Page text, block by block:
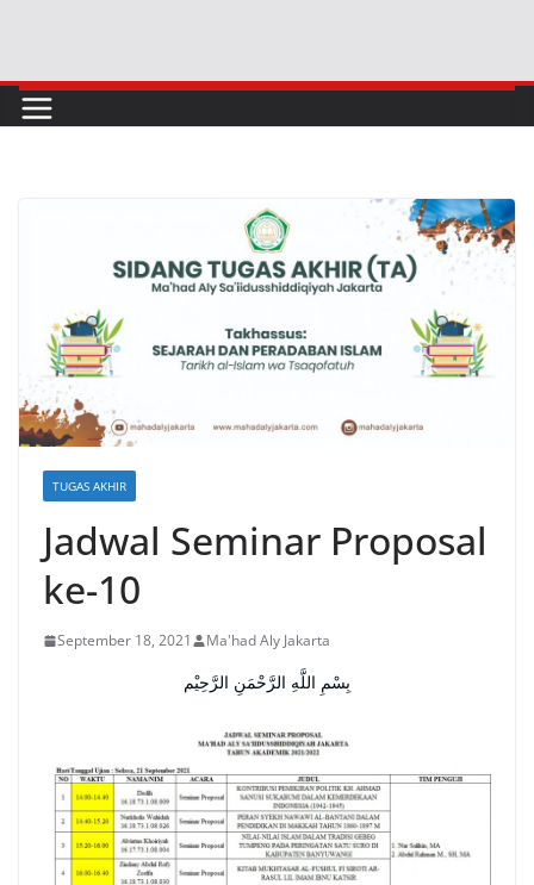
content
TUGAS AKHIR
Jadwal Seminar Proposal
ke-10
September 18, 2021 Ma'had Aly Jakarta
بِسْمِ اللَّهِ الرَّحْمَنِ الرَّحِيْم